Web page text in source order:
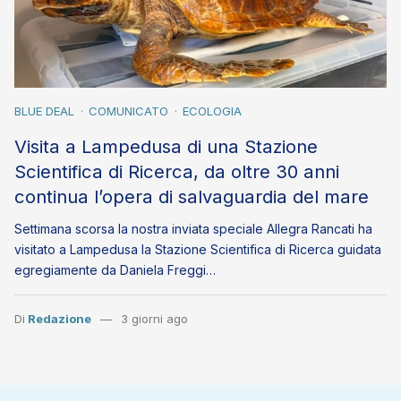
BLUE DEAL COMUNICATO ECOLOGIA
Visita a Lampedusa di una Stazione
Scientifica di Ricerca, da oltre 30 anni
continua l’opera di salvaguardia del mare
Settimana scorsa la nostra inviata speciale Allegra Rancati ha
visitato a Lampedusa la Stazione Scientifica di Ricerca guidata
egregiamente da Daniela Freggi…
Di Redazione 3 giorni ago